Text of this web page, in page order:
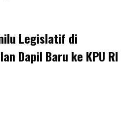
Legislatif di
Dapil Baru ke KPU RI